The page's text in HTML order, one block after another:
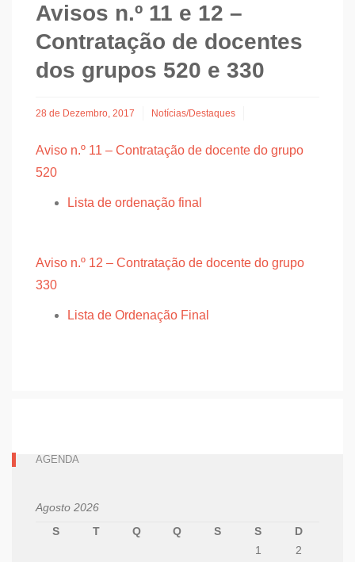
Avisos n.º 11 e 12 –
Contratação de docentes
dos grupos 520 e 330
28 de Dezembro, 2017 Notícias/Destaques
Aviso n.º 11 – Contratação de docente do grupo
520
Lista de ordenação final
Aviso n.º 12 – Contratação de docente do grupo
330
Lista de Ordenação Final
AGENDA
Agosto 2026
S
T Q Q S S
D
1
2